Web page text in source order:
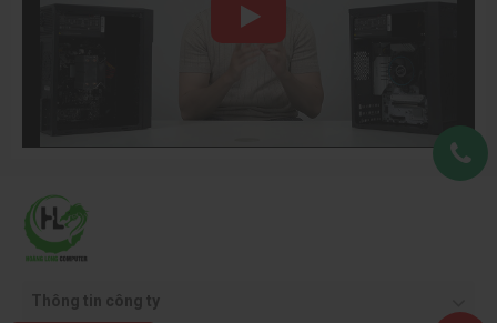
Thông tin công ty